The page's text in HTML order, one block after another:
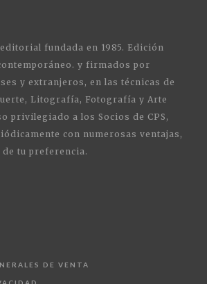
fundada en 1985. Edición
y firmados por
y extranjeros, en las técnicas de
Litografía, Fotografía y Arte
privilegiado a los Socios de CPS,
con numerosas ventajas,
de tu preferencia.
DE VENTA